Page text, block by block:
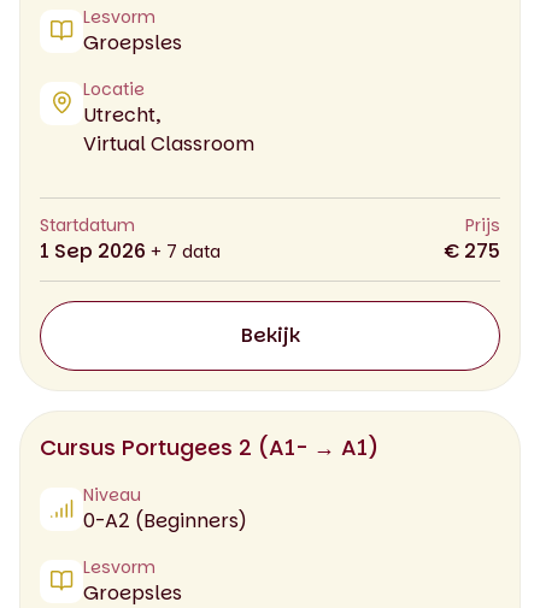
Lesvorm
Groepsles
Locatie
Utrecht,
Virtual Classroom
Startdatum
1 Sep 2026 + 7 data
Prijs
€ 275
Bekijk
Cursus Portugees 2 (A1- → A1)
Niveau
0-A2 (Beginners)
Lesvorm
Groepsles